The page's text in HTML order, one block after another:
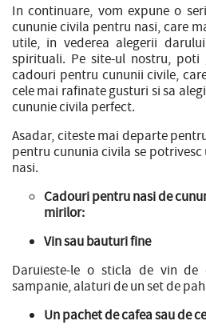
In continuare, vom expune o
cununie civila pentru nasi, care
utile, in vederea alegerii
spirituali. Pe site-ul nostru,
cadouri pentru cununii civile,
cele mai rafinate gusturi si sa
cununie civila perfect.
Asadar, citeste mai departe
pentru cununia civila se
nasi.
Cadouri pentru nasi de
mirilor:
Vin sau bauturi fine
Daruieste-le o sticla de vin de
sampanie, alaturi de un set de
Un pachet de cafea sau de